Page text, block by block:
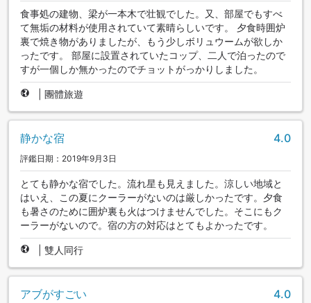
食事処の建物、梁が一本木で壮観でした。又、部屋でもすべ
て無垢の材料が使用されていて素晴らしいです。 夕食時囲炉
裏で焼き物がありましたが、もう少しボリュウームが欲しか
ったです。 部屋に設置されていたコップ、二人で泊ったので
すが一個しか無かったのでチョットがっかりしました。
團體旅遊
静かな宿 4.0
評鑑日期：2019年9月3日
とても静かな宿でした。流れ星も見えました。涼しい地域と
はいえ、この夏にクーラーがないのは厳しかったです。夕食
も暑さのために囲炉裏も火はつけませんでした。そこにもク
ーラーがないので。宿の方の対応はとてもよかったです。
雙人同行
アブがすごい 4.0